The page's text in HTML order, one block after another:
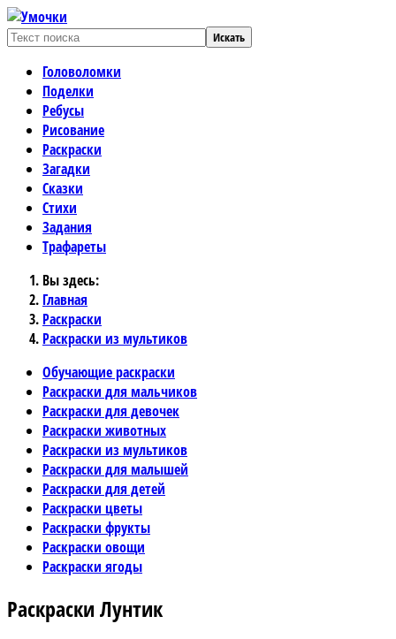
Искать
Головоломки
Поделки
Ребусы
Рисование
Раскраски
Загадки
Сказки
Стихи
Задания
Трафареты
Вы здесь:
Главная
Раскраски
Раскраски из мультиков
Обучающие раскраски
Раскраски для мальчиков
Раскраски для девочек
Раскраски животных
Раскраски из мультиков
Раскраски для малышей
Раскраски для детей
Раскраски цветы
Раскраски фрукты
Раскраски овощи
Раскраски ягоды
Раскраски Лунтик